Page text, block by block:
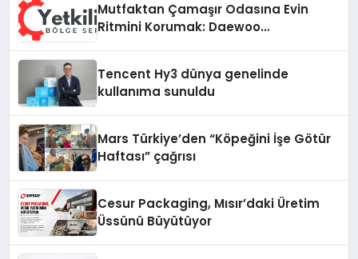
Mutfaktan Çamaşır Odasına Evin
Ritmini Korumak: Daewoo
Tencent Hy3 dünya genelinde
kullanıma sunuldu
Mars Türkiye’den “Köpeğini İşe Götür
Haftası” çağrısı
Cesur Packaging, Mısır’daki Üretim
Üssünü Büyütüyor